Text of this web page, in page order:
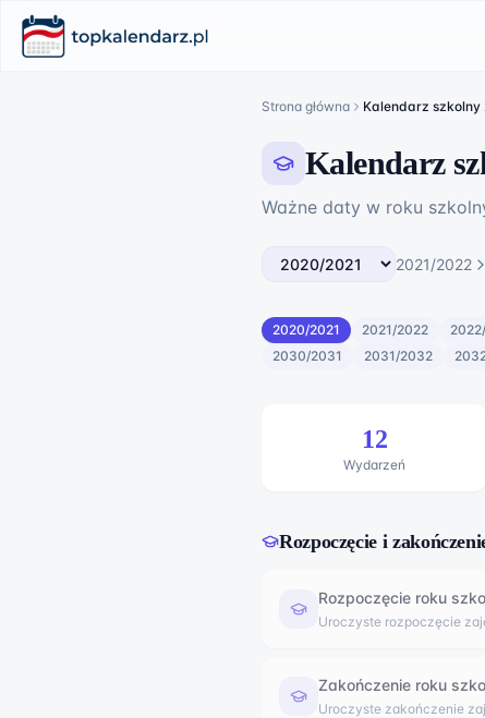
Strona główna Kalendarz szkolny
Kalendarz
Ważne daty w roku
2021/2022
2020/2021 2021/2022
2030/2031
2031/2032
12
Wydarzeń
Rozpoczęcie i
Rozpoczęcie roku
Uroczyste rozpoczęcie
Zakończenie roku
Uroczyste zakończenie